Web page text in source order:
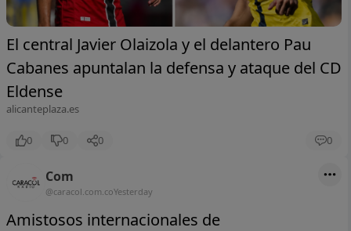
El central Javier Olaizola y el delantero Pau
Cabanes apuntalan la defensa y ataque del CD
Eldense
alicanteplaza.es
0 0 0 0
Com
@caracol.com.coYesterday
Amistosos internacionales de